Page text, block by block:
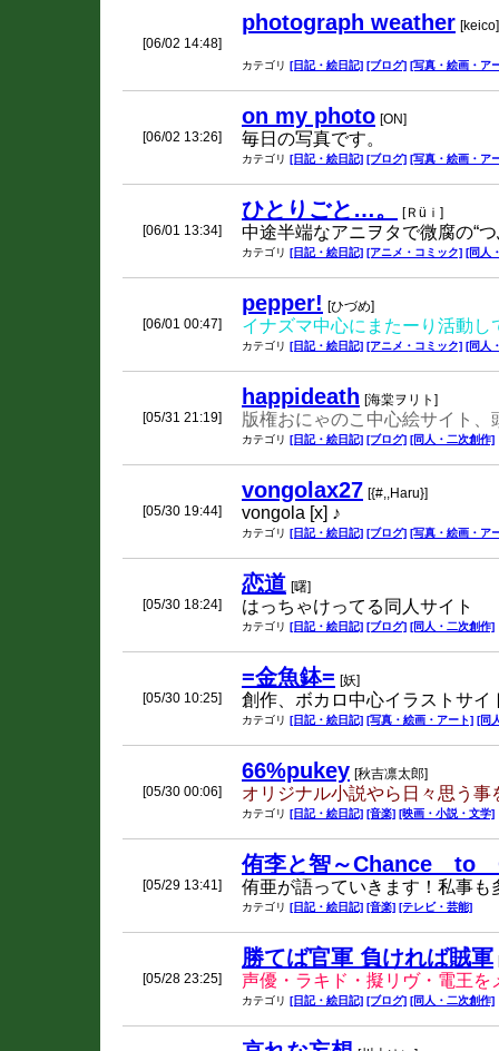
[06/02 14:48]
photograph weather [keico]
カテゴリ [日記・絵日記] [ブログ] [写真・絵画・ア
[06/02 13:26]
on my photo [ON]
毎日の写真です。
カテゴリ [日記・絵日記] [ブログ] [写真・絵画・ア
[06/01 13:34]
ひとりごと…。 [Ｒüｉ]
中途半端なアニヲタで微腐の“
カテゴリ [日記・絵日記] [アニメ・コミック] [同人
[06/01 00:47]
pepper! [ひづめ]
イナズマ中心にまたーり活動し
カテゴリ [日記・絵日記] [アニメ・コミック] [同人
[05/31 21:19]
happideath [海棠ヲリト]
版権おにゃのこ中心絵サイト
カテゴリ [日記・絵日記] [ブログ] [同人・二次創作]
[05/30 19:44]
vongolax27 [{#,,Haru}]
vongola [x] ♪
カテゴリ [日記・絵日記] [ブログ] [写真・絵画・ア
[05/30 18:24]
恋道 [曙]
はっちゃけってる同人サイト
カテゴリ [日記・絵日記] [ブログ] [同人・二次創作]
[05/30 10:25]
=金魚鉢= [妖]
創作、ボカロ中心イラストサ
カテゴリ [日記・絵日記] [写真・絵画・アート] [同
[05/30 00:06]
66%pukey [秋吉凛太郎]
オリジナル小説やら日々思う
カテゴリ [日記・絵日記] [音楽] [映画・小説・文学]
[05/29 13:41]
侑李と智～Chance to
侑亜が語っていきます！私事
カテゴリ [日記・絵日記] [音楽] [テレビ・芸能]
[05/28 23:25]
勝てば官軍 負ければ賊軍
声優・ラキド・擬リヴ・電王
カテゴリ [日記・絵日記] [ブログ] [同人・二次創作]